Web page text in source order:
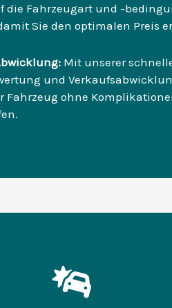
die Fahrzeugart und -
Sie den optimalen Preis
Mit unserer
und
Fahrzeug ohne